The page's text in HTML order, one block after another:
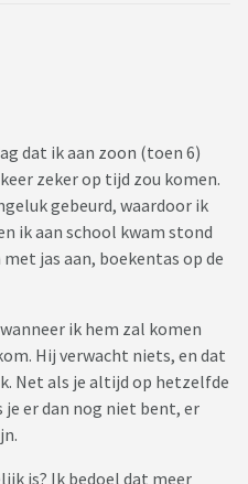
dat ik aan zoon (toen 6)
zeker op tijd zou komen.
gebeurd, waardoor ik
ik aan school kwam stond
jas aan, boekentas op de
ik hem zal komen
Hij verwacht niets, en dat
Net als je altijd op hetzelfde
er dan nog niet bent, er
is? Ik bedoel dat meer